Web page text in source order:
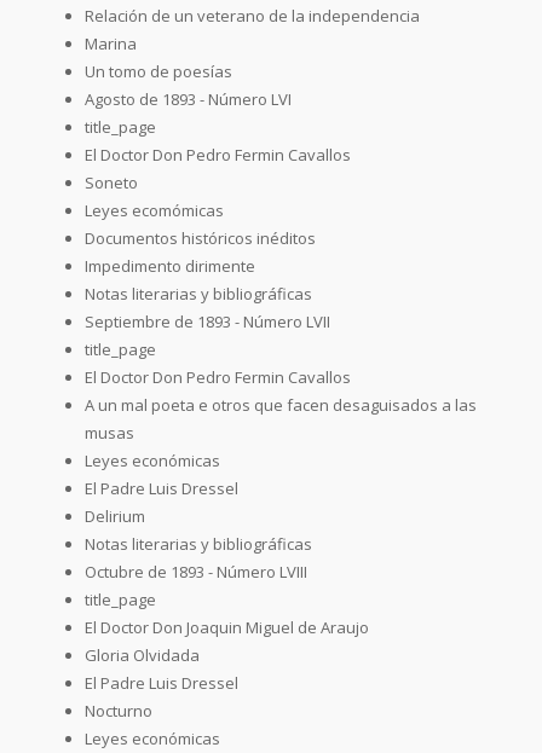
Relación de un veterano de la independencia
Marina
Un tomo de poesías
Agosto de 1893 - Número LVI
title_page
El Doctor Don Pedro Fermin Cavallos
Soneto
Leyes ecomómicas
Documentos históricos inéditos
Impedimento dirimente
Notas literarias y bibliográficas
Septiembre de 1893 - Número LVII
title_page
El Doctor Don Pedro Fermin Cavallos
A un mal poeta e otros que facen desaguisados a las
musas
Leyes económicas
El Padre Luis Dressel
Delirium
Notas literarias y bibliográficas
Octubre de 1893 - Número LVIII
title_page
El Doctor Don Joaquin Miguel de Araujo
Gloria Olvidada
El Padre Luis Dressel
Nocturno
Leyes económicas